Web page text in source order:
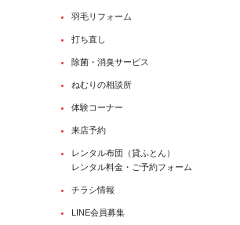
羽毛リフォーム
打ち直し
除菌・消臭サービス
ねむりの相談所
体験コーナー
来店予約
レンタル布団（貸ふとん）
レンタル料金・ご予約フォーム
チラシ情報
LINE会員募集